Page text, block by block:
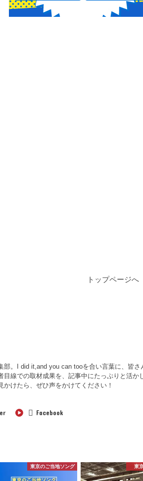
トップページへ
部。I did it,and you can tooを合い言葉に、皆さ
線での取材成果を、記事中にたっぷりと活か
けたら、ぜひ声をかけてください！
Facebook
東京のご当地ソング 東